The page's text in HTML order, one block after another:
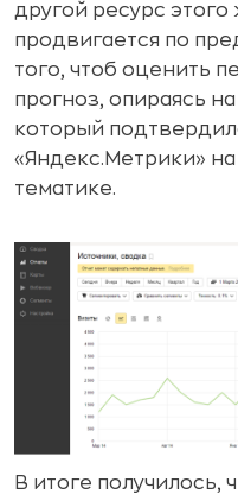
другой ресурс
продвигается по
того, чтоб оценить
прогноз, опираясь
который
«Яндекс.Метрики»
тематике.
В итоге получилось,